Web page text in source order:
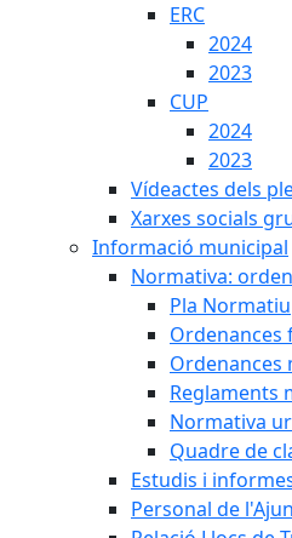
ERC
2024
2023
CUP
2024
2023
Vídeactes dels
Xarxes socials
Informació municipal
Normativa:
Pla Normatiu
Ordenances
Ordenances
Reglaments
Normativa
Quadre de
Estudis i
Personal de